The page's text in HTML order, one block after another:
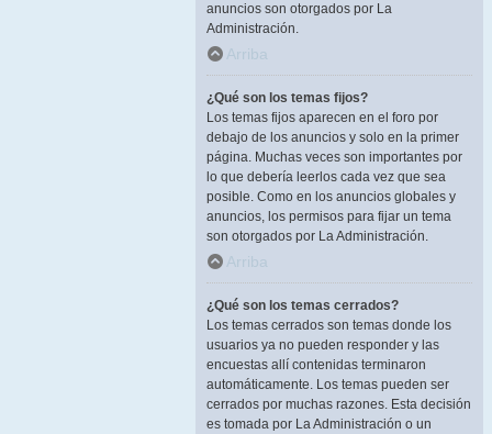
anuncios son otorgados por La
Administración.
Arriba
¿Qué son los temas fijos?
Los temas fijos aparecen en el foro por
debajo de los anuncios y solo en la primer
página. Muchas veces son importantes por
lo que debería leerlos cada vez que sea
posible. Como en los anuncios globales y
anuncios, los permisos para fijar un tema
son otorgados por La Administración.
Arriba
¿Qué son los temas cerrados?
Los temas cerrados son temas donde los
usuarios ya no pueden responder y las
encuestas allí contenidas terminaron
automáticamente. Los temas pueden ser
cerrados por muchas razones. Esta decisión
es tomada por La Administración o un